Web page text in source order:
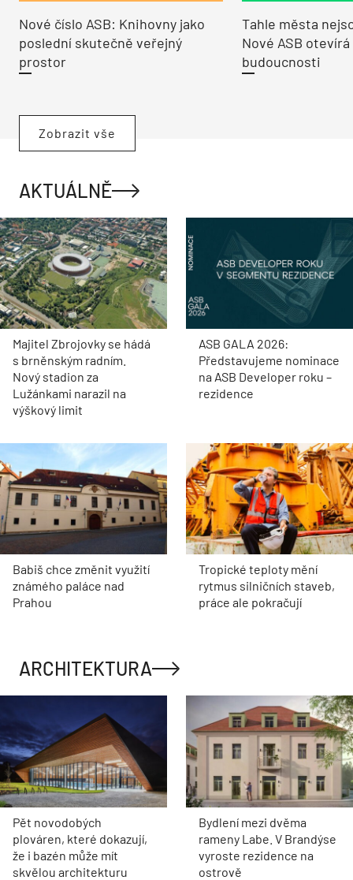
Nové číslo ASB: Knihovny jako
poslední skutečně veřejný
prostor
Tahle města
Nové ASB
budoucnosti
Zobrazit vše
AKTUÁLNĚ
Majitel Zbrojovky se hádá
s brněnským radním.
Nový stadion za
Lužánkami narazil na
výškový limit
ASB GALA 2026:
Představujeme nominace
na ASB Developer roku –
rezidence
Babiš chce změnit využití
známého paláce nad
Prahou
Tropické teploty mění
rytmus silničních staveb,
práce ale pokračují
ARCHITEKTURA
Pět novodobých
plováren, které dokazují,
že i bazén může mít
skvělou architekturu
Bydlení mezi dvěma
rameny Labe. V Brandýse
vyroste rezidence na
ostrově